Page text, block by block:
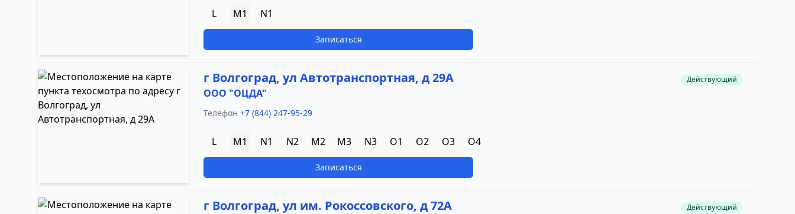
L M1 N1
Записаться
г Волгоград, ул Автотранспортная, д 29А
ООО "ОЦДА"
Действующий
Телефон +7 (844) 247-95-29
L M1 N1 N2 M2 M3 N3 O1 O2 O3 O4
Записаться
г Волгоград, ул им. Рокоссовского, д 72А Действующий